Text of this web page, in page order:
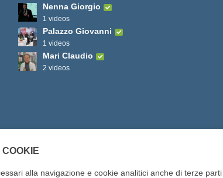
Nenna Giorgio
1 videos
Palazzo Giovanni
1 videos
Mari Claudio
2 videos
alla navigazione e cookie analitici anche di terze